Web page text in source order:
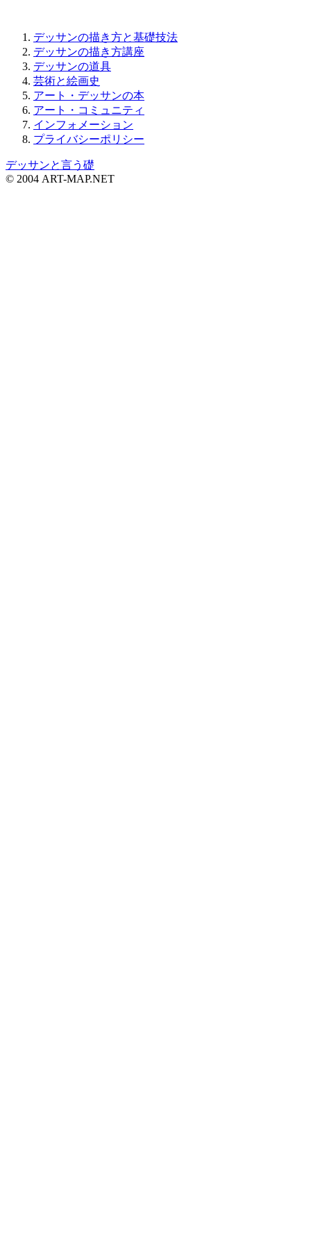
デッサンの描き方と基礎技法
デッサンの描き方講座
デッサンの道具
芸術と絵画史
アート・デッサンの本
アート・コミュニティ
インフォメーション
プライバシーポリシー
デッサンと言う礎
© 2004 ART-MAP.NET